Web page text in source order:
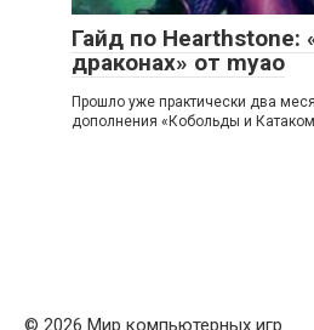
Гайд по
драконах» от myao
Прошло уже практически два
дополнения «Кобольды и
© 2026 Мир компьютерных игр